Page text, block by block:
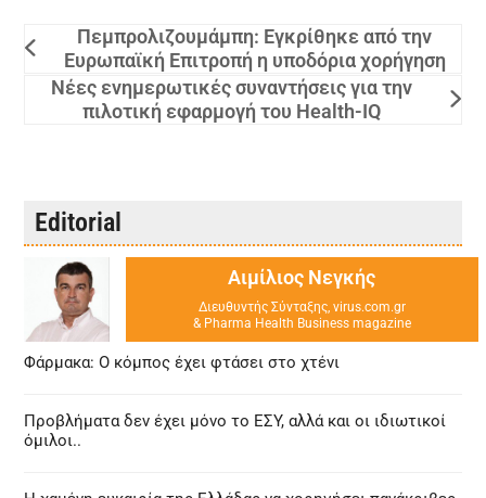
Πεμπρολιζουμάμπη: Εγκρίθηκε από την
Ευρωπαϊκή Επιτροπή η υποδόρια χορήγηση
Νέες ενημερωτικές συναντήσεις για την
πιλοτική εφαρμογή του Health-IQ
Editorial
Αιμίλιος Νεγκής
Διευθυντής Σύνταξης, virus.com.gr
& Pharma Health Business magazine
Φάρμακα: Ο κόμπος έχει φτάσει στο χτένι
Προβλήματα δεν έχει μόνο το ΕΣΥ, αλλά και οι ιδιωτικοί
όμιλοι..